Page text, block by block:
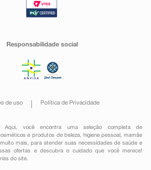
Responsabilidade social
de uso Política de Privacidade
Aqui, você encontra uma seleção completa de
e produtos de beleza, higiene pessoal ,mamãe
mais, para atender suas necessidades de saúde e
ofertas e descubra o cuidado que você merece!
do site.